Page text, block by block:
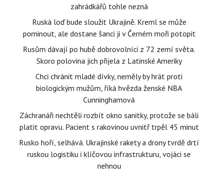
zahrádkářů tohle nezná
Ruská loď bude sloužit Ukrajině. Kreml se může
pominout, ale dostane šanci ji v Černém moři potopit
Rusům dávají po hubě dobrovolníci z 72 zemí světa.
Skoro polovina jich přijela z Latinské Ameriky
Chci chránit mladé dívky, neměly by hrát proti
biologickým mužům, říká hvězda ženské NBA
Cunninghamová
Záchranáři nechtěli rozbít okno sanitky, protože se báli
platit opravu. Pacient s rakovinou uvnitř trpěl 45 minut
Rusko hoří, selhává. Ukrajinské rakety a drony tvrdě drtí
ruskou logistiku i klíčovou infrastrukturu, vojáci se
nehnou